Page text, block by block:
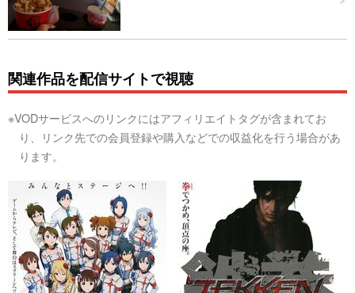
関連作品を配信サイトで視聴
※VODサービスへのリンクにはアフィリエイトタグが含まれてお
り、リンク先での会員登録や購入などでの収益化を行う場合があ
ります。